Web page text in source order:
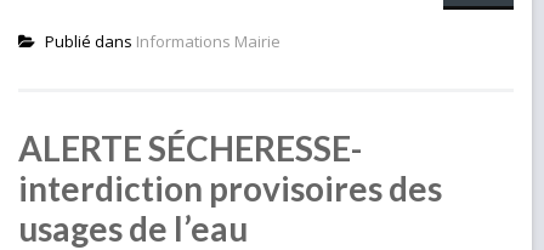
Publié dans Informations Mairie
ALERTE SÉCHERESSE-
interdiction provisoires des
usages de l’eau